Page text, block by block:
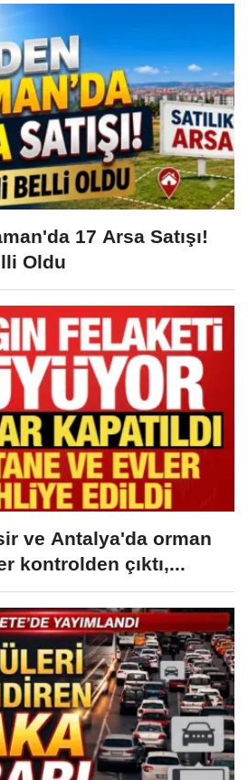
17 Arsa Satışı!
Oldu
ve Antalya'da orman
kontrolden çıktı,...